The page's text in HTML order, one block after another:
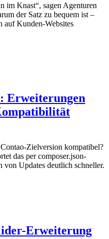
im Knast“, sagen Agenturen
der Satz zu bequem ist –
auf Kunden-Websites
Erweiterungen
Zielversion kompatibel?
das per composer.json-
Updates deutlich schneller.
Erweiterung